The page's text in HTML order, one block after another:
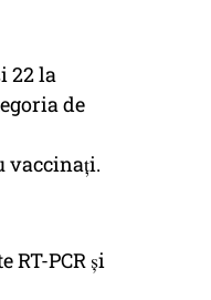
22 la
de
vaccinați.
RT-PCR și